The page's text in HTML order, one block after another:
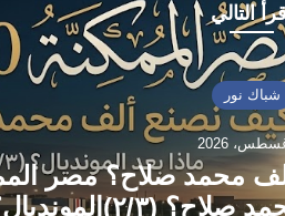
التالي
شباك نور
محمد صلاح؟ مصر
٣)المونديال؟